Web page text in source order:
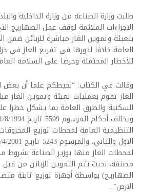
طلبت وزارة الصناعة من وزارة الداخلية
الاجراءات الملائمة لوقف عمل الصهاريج
بتعبئة وتموين الغاز مباشرة للزبائن ضمن
العامة خلافا لدورها في تفريغ الغاز في
للأخطار المحتملة وحرصا على السلامة
وقالت في الكتاب: “نحيطكم علما أن بعض
الغاز تقوم بعمليات تعبئة وتموين الغاز
السكنية والطرق العامة بما يشكل خطرا
التنظيمية العامة لمحطات توزيع
لمحطات الغاز منها بوزير الصناعة
مصنفة، بحيث يتم التموين للزبائن من
الصهاريج) بواسطة أجهزة توزيع ثابتة
الارض”.